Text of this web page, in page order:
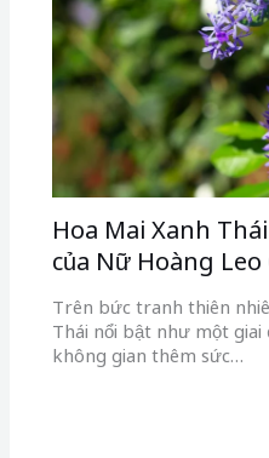
Hoa Mai Xanh
của Nữ Hoàng Leo
Trên bức tranh thiên
Thái nổi bật như một
không gian thêm sức…